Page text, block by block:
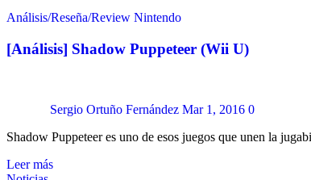
Análisis/Reseña/Review Nintendo
[Análisis] Shadow Puppeteer (Wii U)
Sergio Ortuño Fernández Mar 1, 2016 0
Shadow Puppeteer es uno de esos juegos que unen la
Leer más